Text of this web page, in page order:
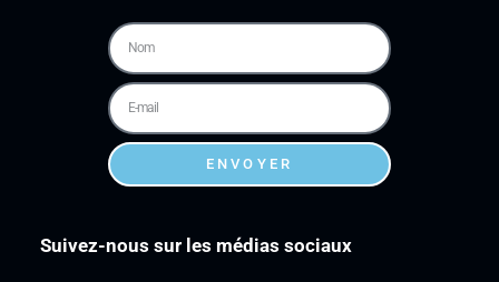
ENVOYER
Suivez-nous sur les médias sociaux